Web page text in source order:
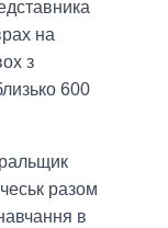
на
з
600
разом
в